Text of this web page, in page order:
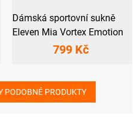
Dámská sportovní sukně
Eleven Mia Vortex Emotion
799 Kč
PODOBNÉ PRODUKTY